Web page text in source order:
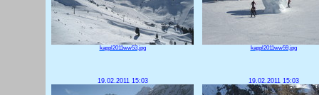
kappl2011ww53.jpg kappl2011ww59.jpg
19.02.2011 15:03 19.02.2011 15:03